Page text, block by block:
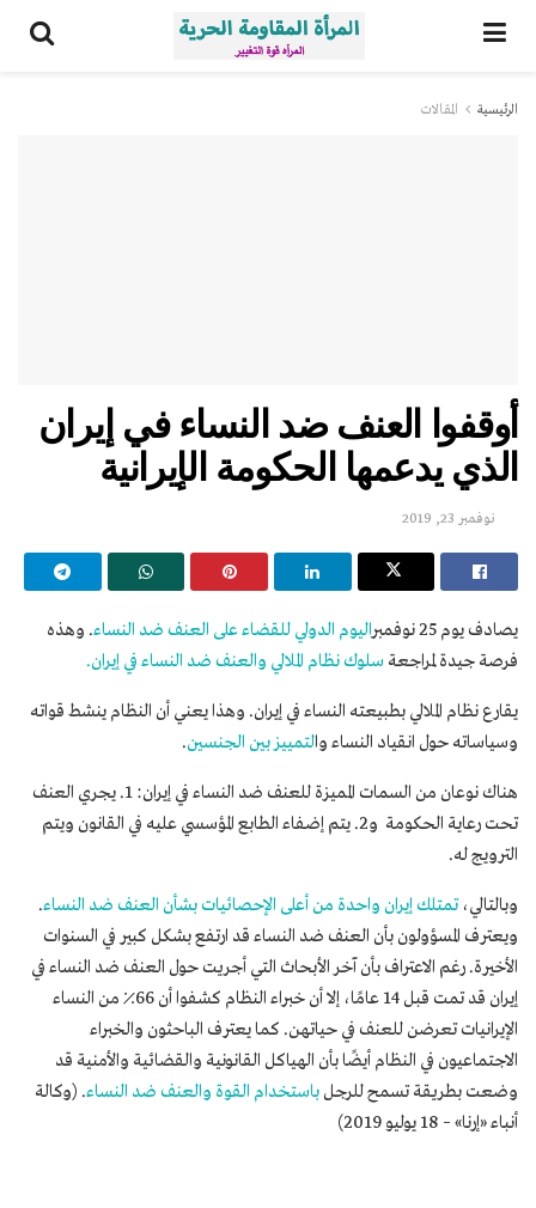
الرئيسية المقالات
أوقفوا العنف ضد النساء في إيران
الذي يدعمها الحكومة الإيرانية
نوفمبر 23, 2019
يصادف يوم 25 نوفمبر اليوم الدولي للقضاء على العنف ضد النساء. وهذه
فرصة جيدة لمراجعةسلوك نظام الملالي والعنف ضد النساء في إيران.
يقارع نظام الملالي بطبيعته النساء في إيران. وهذا يعني أن النظام ينشط قواته
وسياساته حول انقياد النساء والتمييز بين الجنسين.
هناك نوعان من السمات المميزة للعنف ضد النساء في إيران: 1. يجري العنف
تحت رعاية الحكومة و2. يتم إضفاء الطابع المؤسسي عليه في القانون ويتم
الترويج له.
وبالتالي، تمتلك إيران واحدة من أعلى الإحصائيات بشأن العنف ضد النساء.
ويعترف المسؤولون بأن العنف ضد النساء قد ارتفع بشكل كبير في السنوات
الأخيرة. رغم الاعتراف بأن آخر الأبحاث التي أجريت حول العنف ضد النساء في
إيران قد تمت قبل 14 عامًا، إلا أن خبراء النظام كشفوا أن 66٪ من النساء
الإيرانيات تعرضن للعنف في حياتهن. كما يعترف الباحثون والخبراء
الاجتماعيون في النظام أيضًا بأن الهياكل القانونية والقضائية والأمنية قد
وضعت بطريقة تسمح للرجلباستخدام القوة والعنف ضد النساء. (وكالة
أنباء «إرنا» – 18 يوليو 2019)